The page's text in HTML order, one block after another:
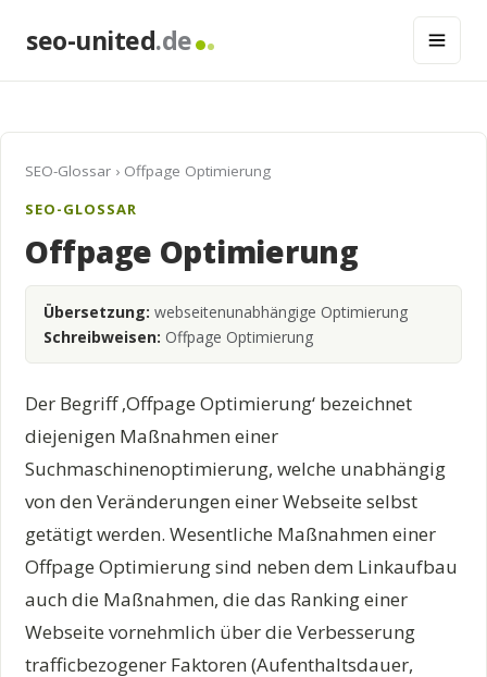
seo-united.de
SEO-Glossar › Offpage Optimierung
SEO-GLOSSAR
Offpage Optimierung
Übersetzung: webseitenunabhängige Optimierung
Schreibweisen: Offpage Optimierung
Der Begriff ‚Offpage Optimierung‘ bezeichnet
diejenigen Maßnahmen einer
Suchmaschinenoptimierung, welche unabhängig
von den Veränderungen einer Webseite selbst
getätigt werden. Wesentliche Maßnahmen einer
Offpage Optimierung sind neben dem Linkaufbau
auch die Maßnahmen, die das Ranking einer
Webseite vornehmlich über die Verbesserung
trafficbezogener Faktoren (Aufenthaltsdauer,